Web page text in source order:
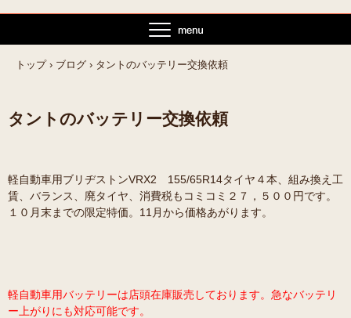
トップ › ブログ › タントのバッテリー交換依頼
タントのバッテリー交換依頼
軽自動車用ブリヂストンVRX2 155/65R14タイヤ４本、組み換え工
賃、バランス、廃タイヤ、消費税もコミコミ２７，５００円です。
１０月末までの限定特価。11月から価格あがります。
軽自動車用バッテリーは店頭在庫販売しております。急なバッテリ
ー上がりにも対応可能です。